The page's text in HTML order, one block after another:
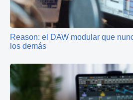
Reason: el DAW modular que
los demás